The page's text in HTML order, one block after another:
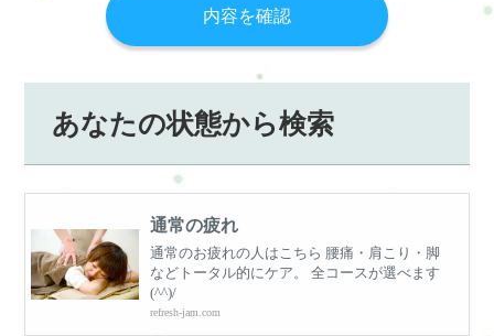
あなたの状態から検索
通常の疲れ
通常のお疲れの人はこちら 腰痛・肩こり・脚
などトータル的にケア。 全コースが選べます
(^^)/
refresh-jam.com